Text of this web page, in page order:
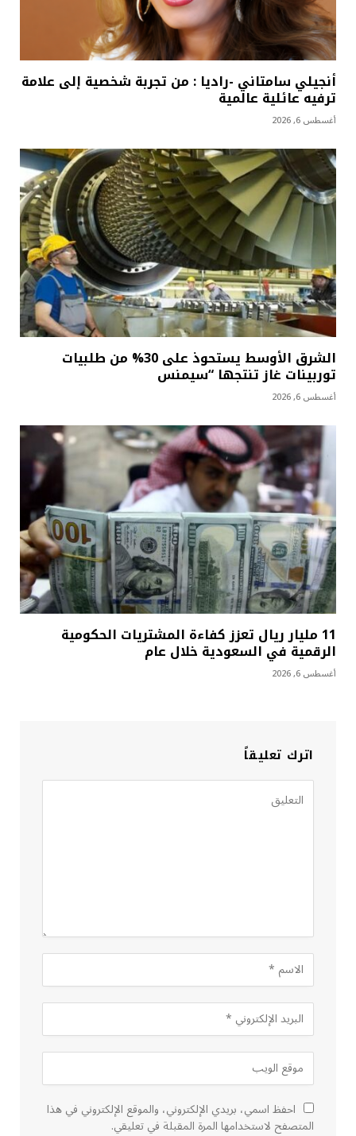
أنجيلي سامتاني -راديا : من تجربة شخصية إلى علامة
ترفيه عائلية عالمية
أغسطس 6, 2026
الشرق الأوسط يستحوذ على 30% من طلبيات
توربينات غاز تنتجها “سيمنس
أغسطس 6, 2026
11 مليار ريال تعزز كفاءة المشتريات الحكومية
الرقمية في السعودية خلال عام
أغسطس 6, 2026
اترك تعليقاً
احفظ اسمي، بريدي الإلكتروني، والموقع الإلكتروني في هذا
المتصفح لاستخدامها المرة المقبلة في تعليقي.